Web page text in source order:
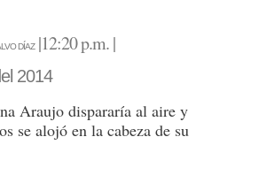
DÍAZ |12:20 p.m.|
2014
Araujo dispararía al aire y
se alojó en la cabeza de su